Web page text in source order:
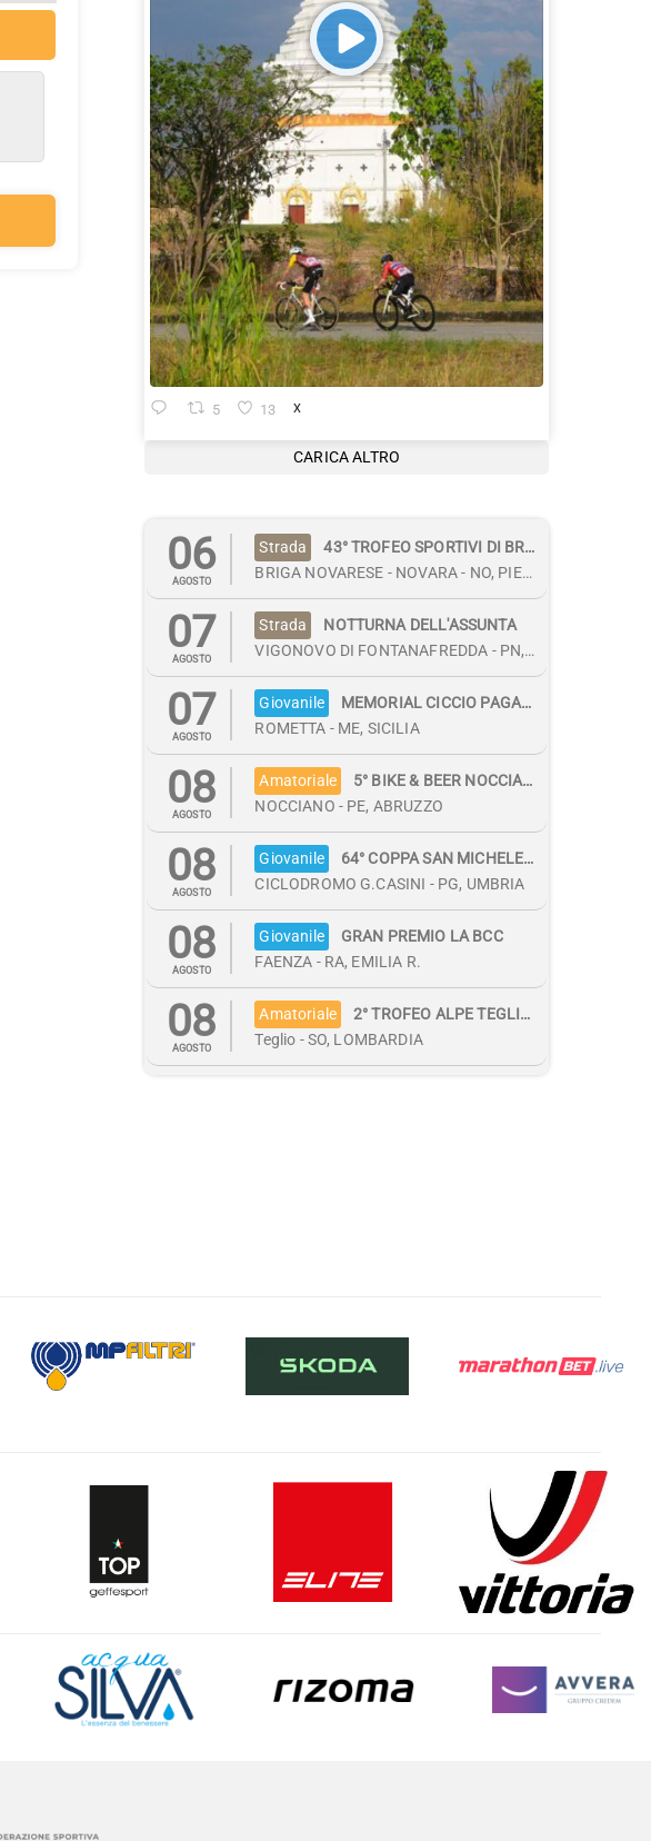
5 13 X
CARICA ALTRO
06
AGOSTO
Strada
43° TROFEO SPORTIVI DI BRIGA
BRIGA NOVARESE - NOVARA - NO, PIEMONTE
07
AGOSTO
Strada
NOTTURNA DELL'ASSUNTA
VIGONOVO DI FONTANAFREDDA - PN, FRIULI V.G.
07
AGOSTO
Giovanile
MEMORIAL CICCIO PAGANO
ROMETTA - ME, SICILIA
08
AGOSTO
Amatoriale
5° BIKE & BEER NOCCIANO
NOCCIANO - PE, ABRUZZO
08
AGOSTO
Giovanile
64° COPPA SAN MICHELE -19° TROFEO DLF
CICLODROMO G.CASINI - PG, UMBRIA
08
AGOSTO
Giovanile
GRAN PREMIO LA BCC
FAENZA - RA, EMILIA R.
08
AGOSTO
Amatoriale
2° TROFEO ALPE TEGLIO - CAMP. REG. CRONOSCALATA
Teglio - SO, LOMBARDIA
08
AGOSTO
Strada
VERNASSO - UD, FRIULI V.G.
AGOSTO
08
7° TROFEO SANTUARIO MADONNA DEL BODEN_PROVA VALIDA CAMP.REG. DONNE ESORDIENTI